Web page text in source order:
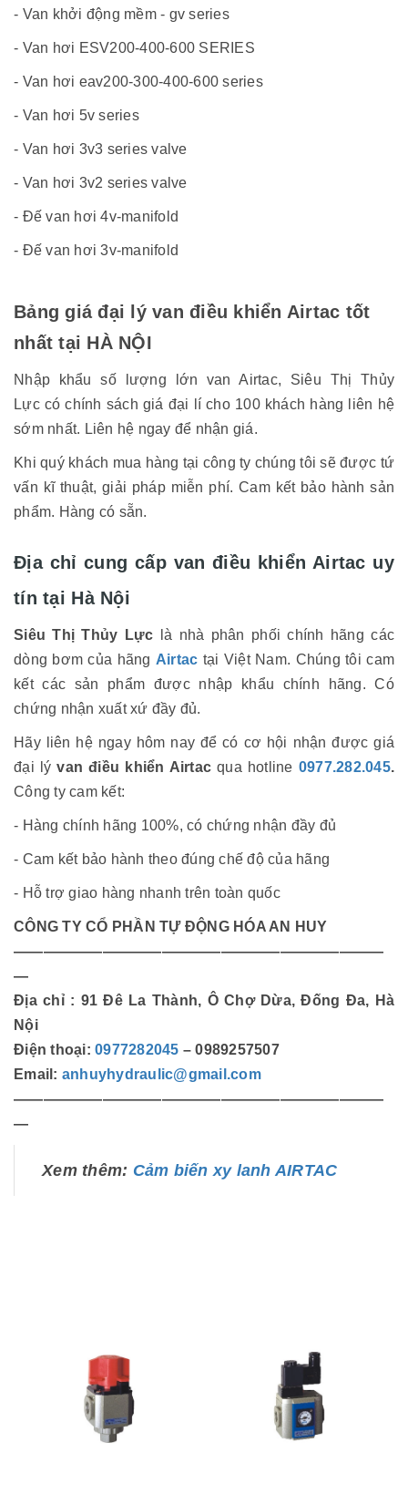
- Van khởi động mềm - gv series
- Van hơi ESV200-400-600 SERIES
- Van hơi eav200-300-400-600 series
- Van hơi 5v series
- Van hơi 3v3 series valve
- Van hơi 3v2 series valve
- Đế van hơi 4v-manifold
- Đế van hơi 3v-manifold
Bảng giá đại lý van điều khiển Airtac tốt
nhất tại HÀ NỘI
Nhập khẩu số lượng lớn van Airtac, Siêu Thị Thủy
Lực có chính sách giá đại lí cho 100 khách hàng liên hệ
sớm nhất. Liên hệ ngay để nhận giá.
Khi quý khách mua hàng tại công ty chúng tôi sẽ được tứ
vấn kĩ thuật, giải pháp miễn phí. Cam kết bảo hành sản
phẩm. Hàng có sẵn.
Địa chỉ cung cấp van điều khiển Airtac uy
tín tại Hà Nội
Siêu Thị Thủy Lực
là nhà phân phối chính hãng các
dòng bơm của hãng Airtac tại Việt Nam. Chúng tôi cam
kết các sản phẩm được nhập khẩu chính hãng. Có
chứng nhận xuất xứ đầy đủ.
Hãy liên hệ ngay hôm nay để có cơ hội nhận được giá
đại lývan điều khiển Airtac qua hotline 0977.282.045.
Công ty cam kết:
- Hàng chính hãng 100%, có chứng nhận đầy đủ
- Cam kết bảo hành theo đúng chế độ của hãng
- Hỗ trợ giao hàng nhanh trên toàn quốc
CÔNG TY CỔ PHẦN TỰ ĐỘNG HÓA AN HUY
—————————————————————————
—
Địa chỉ : 91 Đê La Thành, Ô Chợ Dừa, Đống Đa, Hà
Nội
Điện thoại: 0977282045 – 0989257507
Email: anhuyhydraulic@gmail.com
—————————————————————————
—
Xem thêm: Cảm biến xy lanh AIRTAC